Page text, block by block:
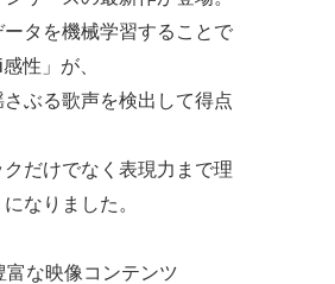
タを機械学習することで
性」が、
さぶる歌声を検出して得点
だけでなく表現力まで理
なりました。
富な映像コンテンツ